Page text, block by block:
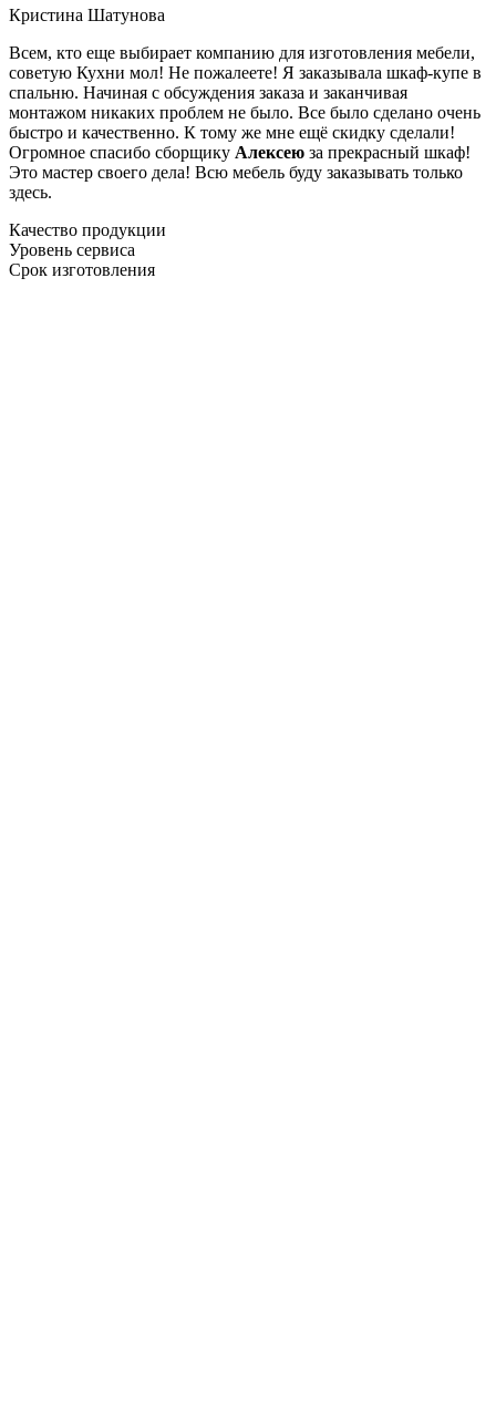
Кристина Шатунова
Всем, кто еще выбирает компанию для изготовления мебели,
советую Кухни мол! Не пожалеете! Я заказывала шкаф-купе в
спальню. Начиная с обсуждения заказа и заканчивая
монтажом никаких проблем не было. Все было сделано очень
быстро и качественно. К тому же мне ещё скидку сделали!
Огромное спасибо сборщику Алексею за прекрасный шкаф!
Это мастер своего дела! Всю мебель буду заказывать только
здесь.
Качество продукции
Уровень сервиса
Срок изготовления